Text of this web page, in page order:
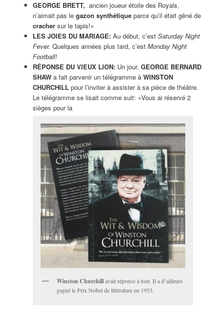
GEORGE BRETT, ancien joueur étoile des Royals,
n’aimait pas le gazon synthétiqueparce qu’il était gêné de
crachersur le tapis!»
LES JOIES DU MARIAGE: Au début, c’est Saturday Night
Fever. Quelques années plus tard, c’est Monday Night
Football!
RÉPONSE DU VIEUX LION: Un jour, GEORGE BERNARD
SHAWa fait parvenir un télégramme à WINSTON
CHURCHILLpour l’inviter à assister à sa pièce de théâtre.
Le télégramme se lisait comme suit: «Vous ai réservé 2
sièges pour la
Winston Churchillavait réponse à tout. Il a d’ailleurs
gagné le Prix Nobel de littérature en 1953.